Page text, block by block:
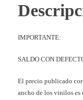
IMPORTANTE:
SALDO CON
El precio publicado
ancho de los vinilos es